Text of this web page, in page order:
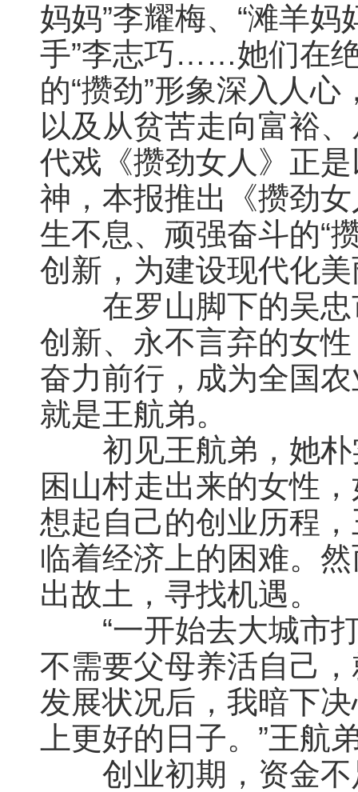
妈妈”李耀梅、“滩羊妈
手”李志巧……她们在
的“攒劲”形象深入人
以及从贫苦走向富裕
代戏《攒劲女人》正
神，本报推出《攒劲
生不息、顽强奋斗的“
创新，为建设现代化
在罗山脚下的吴忠
创新、永不言弃的女
奋力前行，成为全国
就是王航弟。
初见王航弟，她朴
困山村走出来的女性
想起自己的创业历程
临着经济上的困难。
出故土，寻找机遇。
“一开始去大城市打
不需要父母养活自己
发展状况后，我暗下
上更好的日子。”王航
创业初期，资金不